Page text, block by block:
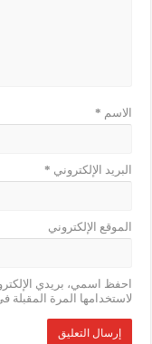
الاسم *
البريد الإلكتروني *
الموقع الإلكتروني
احفظ اسمي، بريدي
لاستخدامها المرة المقبلة